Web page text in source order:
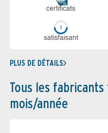
certi­ficats
sa­tis­fai­sant
PLUS DE DÉTAILS
Tous les
mois/année